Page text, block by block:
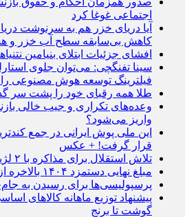
اجتماعی غوغا کرد
آیا دریای خزر هم به سرنوشت
کاهش بی‌سابقه سطح آب خزر و
افشای جزئیات ابتلای بنیامین
سینا تفنگچی: می‌توان جلوی
فیلترینگ توسعه هوش مصنوعی
طلا همه رقبای خود را پشت سر
وعده‌های تکراری و جیب خالی
واریز می‌شود؟
این ملی پوش ایرانی در جمع
قرار گرفت! + عکس
تلاش استقلال برای مذاکره با ۲ لژیونر ایرانی
مبلغ نهایی دستمزد ۱۴۰۴ بالاخره از زبان کارگران اعلام شد
پرسپولیسی‌ها برای رسیدن به
گوشت تا برنج